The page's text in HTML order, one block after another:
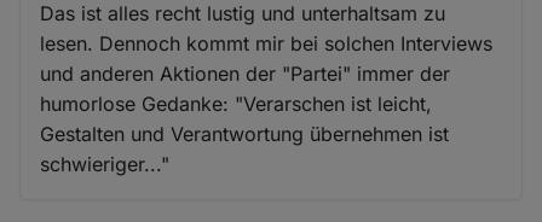
Das ist alles recht lustig und unterhaltsam zu
lesen. Dennoch kommt mir bei solchen Interviews
und anderen Aktionen der "Partei" immer der
humorlose Gedanke: "Verarschen ist leicht,
Gestalten und Verantwortung übernehmen ist
schwieriger..."